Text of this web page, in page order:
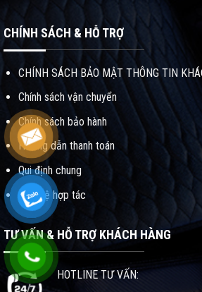
CHÍNH SÁCH & HỖ TRỢ
CHÍNH SÁCH BẢO MẬT THÔNG TIN
Chính sách vận chuyển
Chính sách bảo hành
Hướng dẫn thanh toán
Qui định chung
Liên hệ hợp tác
TƯ VẤN & HỖ TRỢ KHÁCH HÀNG
HOTLINE TƯ VẤN: